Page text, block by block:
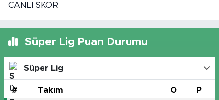
CANLI SKOR
Süper Lig Puan Durumu
Süper Lig
# Takım O P